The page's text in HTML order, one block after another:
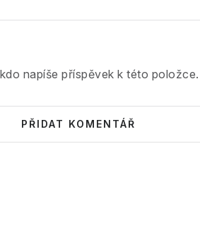
napíše příspěvek k této položce.
PŘIDAT KOMENTÁŘ